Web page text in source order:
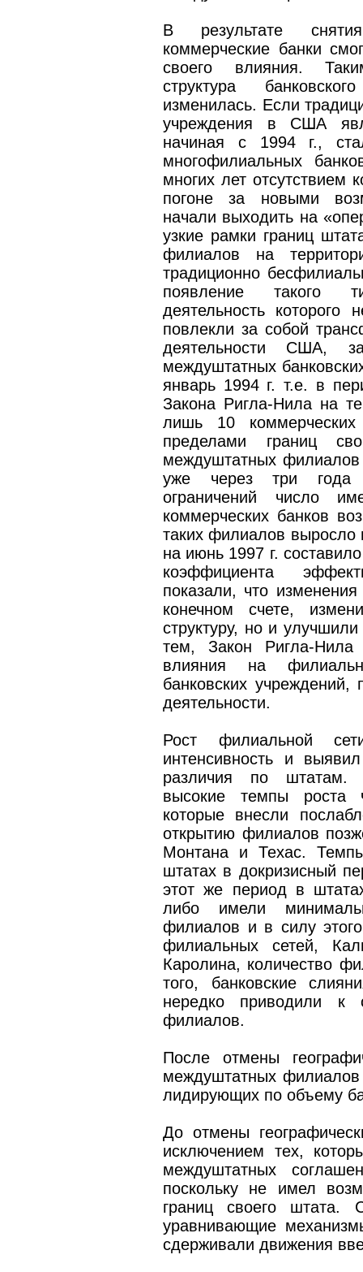
В результате снятия
коммерческие банки
своего влияния.
структура
изменилась. Если
учреждения в США
начиная с 1994 г.,
многофилиальных
многих лет отсутствием
погоне за новыми
начали выходить на
узкие рамки границ
филиалов на
традиционно
появление такого
деятельность которого
повлекли за собой
деятельности США,
междуштатных
январь 1994 г. т.е. в
Закона Ригла-Нила на
лишь 10
пределами границ
междуштатных филиалов
уже через три года
ограничений число
коммерческих банков
таких филиалов выросло
на июнь 1997 г.
коэффициента
показали, что
конечном счете,
структуру, но и
тем, Закон Ригла-Нила
влияния на
банковских учреждений,
деятельности.
Рост филиальной
интенсивность и
различия по
высокие темпы роста
которые внесли
открытию филиалов
Монтана и Техас.
штатах в докризисный
этот же период в
либо имели
филиалов и в силу
филиальных сетей,
Каролина, количество
того, банковские
нередко приводили к
филиалов.
После отмены
междуштатных
лидирующих по объему
До отмены
исключением тех,
междуштатных
поскольку не имел
границ своего штата.
уравнивающие
сдерживали движения